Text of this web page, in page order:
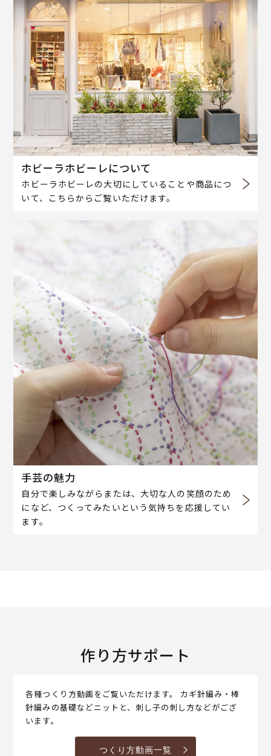
ホビーラホビーレについて
ホビーラホビーレの大切にしていることや商品につ
いて、こちらからご覧いただけます。
手芸の魅力
自分で楽しみながらまたは、大切な人の笑顔のため
になど、つくってみたいという気持ちを応援してい
ます。
作り方サポート
各種つくり方動画をご覧いただけます。 カギ針編み・棒
針編みの基礎などニットと、刺し子の刺し方などがござ
います。
つくり方動画一覧